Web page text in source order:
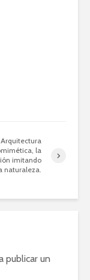
Arquitectura
la
imitando
naturaleza.
publicar un